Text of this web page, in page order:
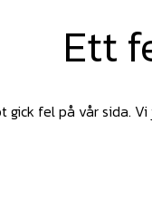
Ett
gick fel på vår sida.